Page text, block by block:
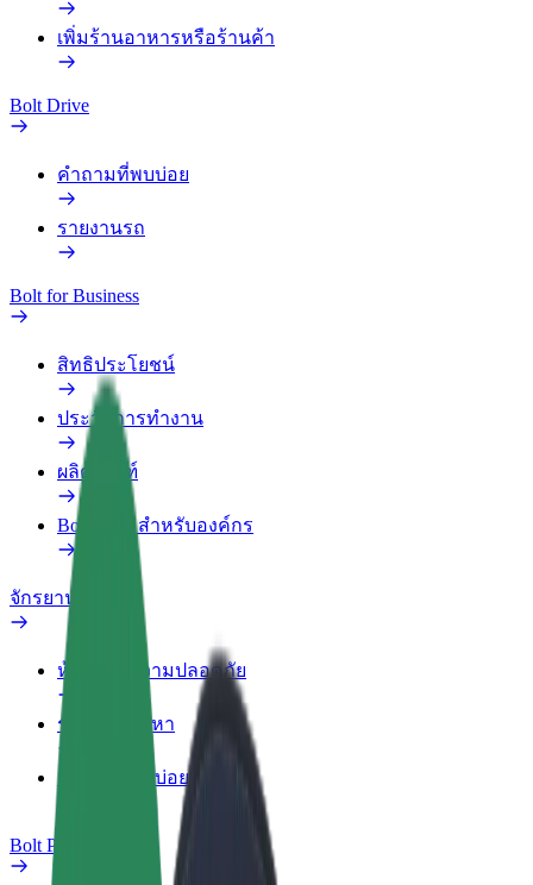
เพิ่มร้านอาหารหรือร้านค้า
Bolt Drive
คำถามที่พบบ่อย
รายงานรถ
Bolt for Business
สิทธิประโยชน์
ประวัติการทำงาน
ผลิตภัณฑ์
Bolt Food สำหรับองค์กร
จักรยานไฟฟ้า
ห้องแล็บความปลอดภัย
รายงานปัญหา
คำถามที่พบบ่อย
Bolt Plus